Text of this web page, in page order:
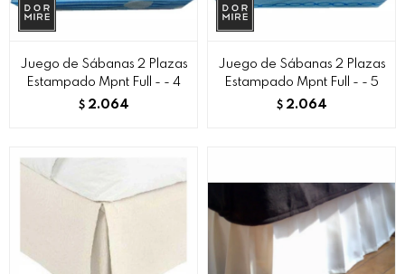
Juego de Sábanas 2 Plazas
Estampado Mpnt Full - - 4
$ 2.064
Juego de Sábanas 2 Plazas
Estampado Mpnt Full - - 5
$ 2.064